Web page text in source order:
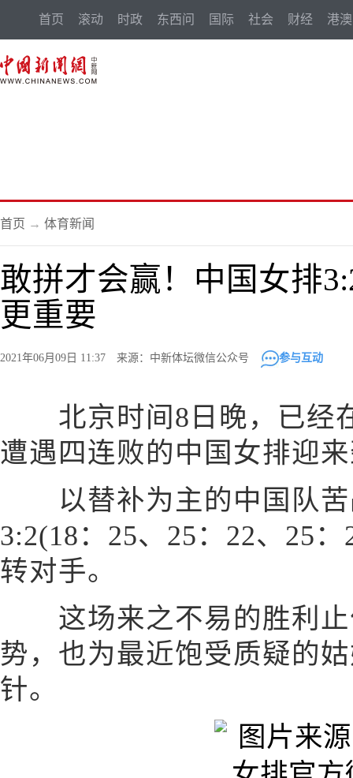
首页 滚动 时政 东西问 国际 社会 财经 港澳
首页 → 体育新闻
敢拼才会赢！中国女排
更重要
2021年06月09日 11:37 来源：中新体坛微信公众号 参与互动
北京时间8日晚，已经
遭遇四连败的中国女排迎
以替补为主的中国队苦
3:2(18：25、25：22、25
转对手。
这场来之不易的胜利止
势，也为最近饱受质疑的
针。